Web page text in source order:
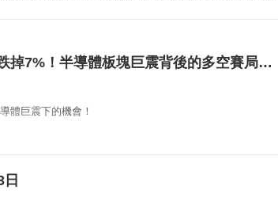
49天暴漲60%，一天跌掉7%！半導體板塊巨震背後的多空賽局與操作策略
體巨震下的機會！